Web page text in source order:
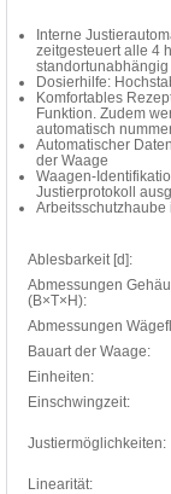
Interne
zeitgesteuert alle 4
standortunabhängig
Dosierhilfe:
Komfortables
Funktion. Zudem
automatisch
Automatischer
der Waage
Waagen-
Justierprotokoll
Arbeitsschutzhaube
Ablesbarkeit [d]:
Abmessungen
(B×T×H):
Abmessungen
Bauart der Waage:
Einheiten:
Einschwingzeit:
Justiermöglichkeiten:
Linearität: